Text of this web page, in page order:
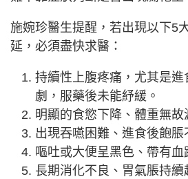
施婉珍醫生提醒，若出現以下5
延，必須盡快求醫：
持續性上腹疼痛，尤其是進
劇，服藥後未能紓緩。
明顯的食慾下降、體重無故
出現吞嚥困難、進食後飽脹
嘔吐或大便呈黑色、帶有血
長期消化不良、胃氣脹持